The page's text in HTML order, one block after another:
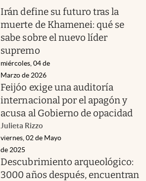
Irán define su futuro tras la
muerte de Khamenei: qué se
sabe sobre el nuevo líder
supremo
miércoles, 04 de
Marzo de 2026
Feijóo exige una auditoría
internacional por el apagón y
acusa al Gobierno de opacidad
Julieta Rizzo
viernes, 02 de Mayo
de 2025
Descubrimiento arqueológico:
3000 años después, encuentran